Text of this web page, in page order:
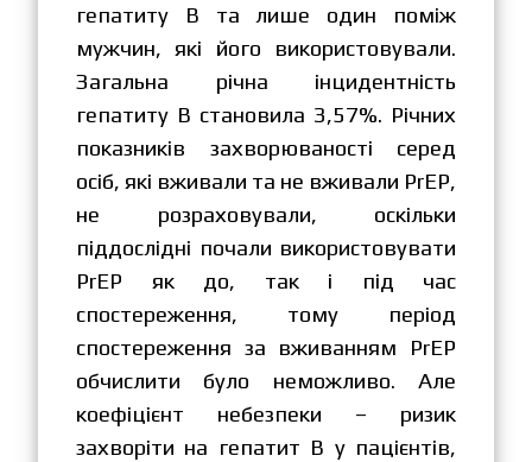
гепатиту В та лише один поміж
мужчин, які його використовували.
Загальна річна інцидентність
гепатиту В становила 3,57%. Річних
показників захворюваності серед
осіб, які вживали та не вживали PrEP,
не розраховували, оскільки
піддослідні почали використовувати
PrEP як до, так і під час
спостереження, тому період
спостереження за вживанням PrEP
обчислити було неможливо. Але
коефіцієнт небезпеки – ризик
захворіти на гепатит B у пацієнтів,